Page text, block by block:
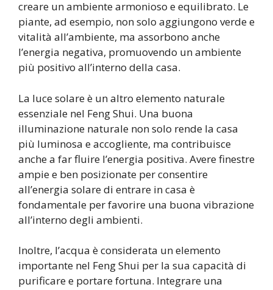
creare un ambiente armonioso e equilibrato. Le
piante, ad esempio, non solo aggiungono verde e
vitalità all’ambiente, ma assorbono anche
l’energia negativa, promuovendo un ambiente
più positivo all’interno della casa.
La luce solare è un altro elemento naturale
essenziale nel Feng Shui. Una buona
illuminazione naturale non solo rende la casa
più luminosa e accogliente, ma contribuisce
anche a far fluire l’energia positiva. Avere finestre
ampie e ben posizionate per consentire
all’energia solare di entrare in casa è
fondamentale per favorire una buona vibrazione
all’interno degli ambienti.
Inoltre, l’acqua è considerata un elemento
importante nel Feng Shui per la sua capacità di
purificare e portare fortuna. Integrare una